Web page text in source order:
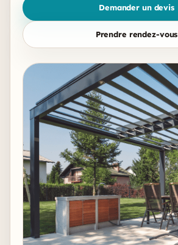
Demander un devis
Prendre rendez-vous